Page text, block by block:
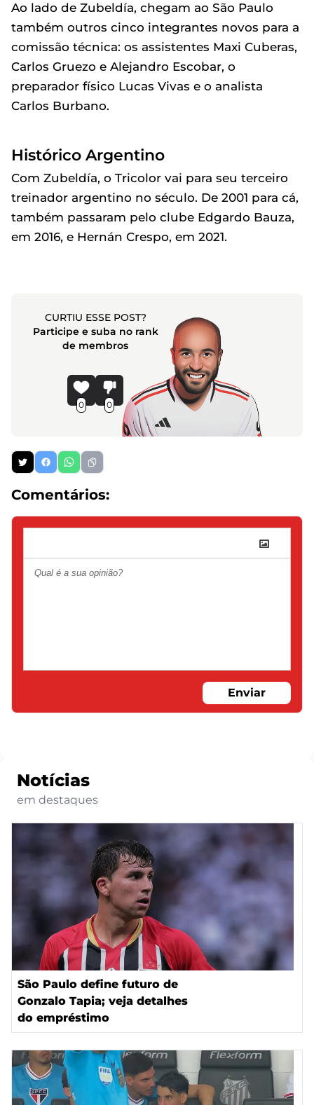
Ao lado de Zubeldía, chegam ao São Paulo
também outros cinco integrantes novos para a
comissão técnica: os assistentes Maxi Cuberas,
Carlos Gruezo e Alejandro Escobar, o
preparador físico Lucas Vivas e o analista
Carlos Burbano.
Histórico Argentino
Com Zubeldía, o Tricolor vai para seu terceiro
treinador argentino no século. De 2001 para cá,
também passaram pelo clube Edgardo Bauza,
em 2016, e Hernán Crespo, em 2021.
CURTIU ESSE POST?
Participe e suba no rank
de membros
0 0
Comentários:
Enviar
Notícias
em destaques
São Paulo define futuro de
Gonzalo Tapia; veja detalhes
do empréstimo